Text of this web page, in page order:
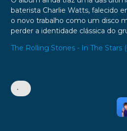
baterista Charlie Watts, falecido
o novo trabalho como um disco
perder a identidade clássica do
The Rolling Stones - In The Stars
•